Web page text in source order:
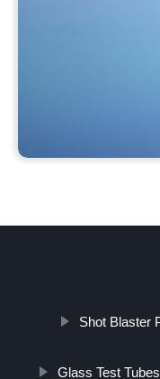
Shot Blaster
Glass Test Tubes